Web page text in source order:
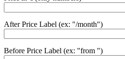
After Price Label (ex: "/month")
Before Price Label (ex: "from ")